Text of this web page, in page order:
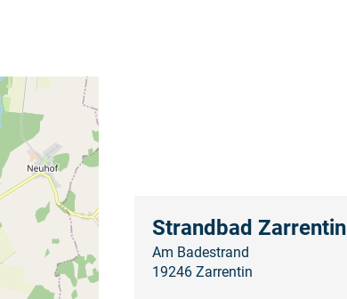
Strandbad Zarrentin
Am Badestrand
19246 Zarrentin